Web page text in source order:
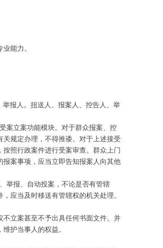
能力。
举报人。扭送人、报案人、控告人、举
案立案功能模块。对于群众报案、控
规定办理，不得推诿。对于上述接受
照行政案件进行受案审查。群众上门
案事项，应当立即告知报案人向其他
举报、自动投案，不论是否有管辖
应当及时移送有管辖权的机关处理。
立案甚至不予出具任何书面文件。并
护当事人的权益。